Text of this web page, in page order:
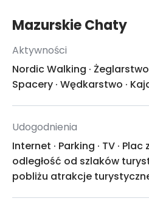
Mazurskie Chaty
Aktywności
Nordic Walking · Żeglarstwo
Spacery · Wędkarstwo ·
Udogodnienia
Internet · Parking · TV · Plac
odległość od szlaków
pobliżu atrakcje